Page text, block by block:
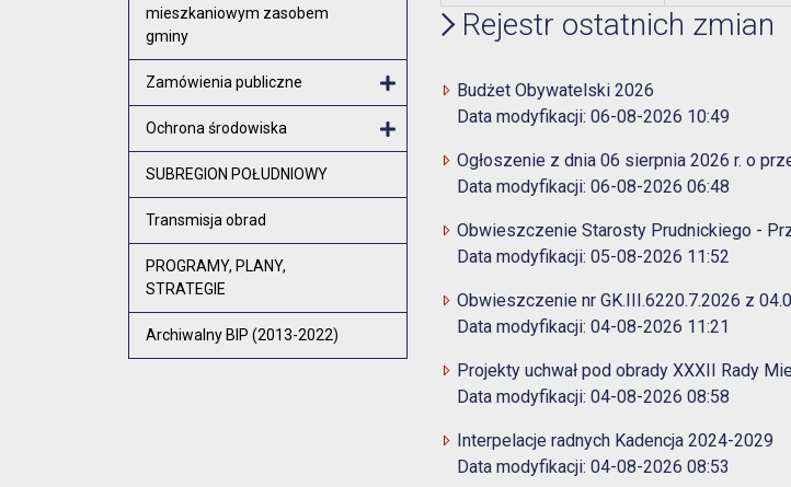
mieszkaniowym zasobem
gminy
Zamówienia publiczne
Otwórz menu
Ochrona środowiska
Otwórz menu
SUBREGION POŁUDNIOWY
Transmisja obrad
PROGRAMY, PLANY,
STRATEGIE
Archiwalny BIP (2013-2022)
Rejestr ostatnich zmian
Budżet Obywatelski 2026
Data modyfikacji: 06-08-2026 10:49
Ogłoszenie z dnia 06 sierpnia 2026 r. o
Data modyfikacji: 06-08-2026 06:48
Obwieszczenie Starosty Prudnickiego -
Data modyfikacji: 05-08-2026 11:52
Obwieszczenie nr GK.III.6220.7.2026 z
Data modyfikacji: 04-08-2026 11:21
Projekty uchwał pod obrady XXXII Rady
Data modyfikacji: 04-08-2026 08:58
Interpelacje radnych Kadencja 2024-2029
Data modyfikacji: 04-08-2026 08:53